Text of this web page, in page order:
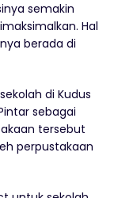
semakin
Hal
berada di
di Kudus
sebagai
tersebut
perpustakaan